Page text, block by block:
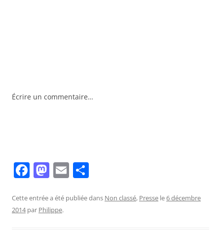
Écrire un commentaire…
F
c
e
M
st
o
E
ai ta
Cette entrée a été publiée dans Non classé, Presse le6 décembre
2014 par Philippe.